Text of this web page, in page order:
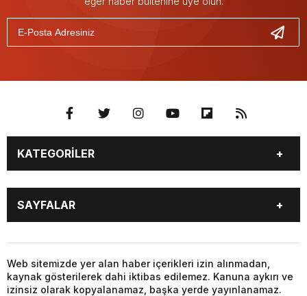
KATEGORİLER
BURÇLAR
CANLI BORSA
CANLI SONUÇLAR
COVID-19
FİKSTÜR
FİRMA EKLE
FİRMA REHBERİ
GAZETE OKU
GAZETELER
HABER GÖNDER
HAVA DURUMU
SAYFALAR
CANLI SONUÇLAR
CANLI TV
COVID-19
FİKSTÜR
Web sitemizde yer alan haber içerikleri izin alınmadan,
kaynak gösterilerek dahi iktibas edilemez. Kanuna aykırı ve
izinsiz olarak kopyalanamaz, başka yerde yayınlanamaz.